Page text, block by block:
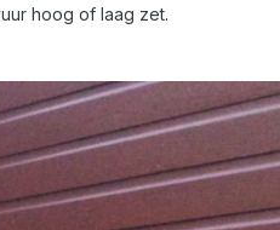
hoog of laag zet.